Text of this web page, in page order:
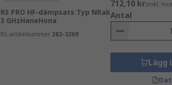
RS PRO HF-dämpsats Typ NRak
3 GHzHaneHona
RS-artikelnummer 282-3269
712,10 kr(exkl.
Antal
Lägg